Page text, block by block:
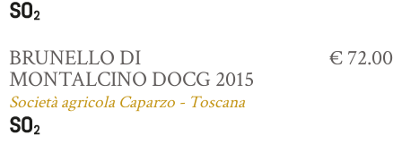
BRUNELLO DI
MONTALCINO DOCG 2015
Società agricola Caparzo - Toscana
€ 72.00